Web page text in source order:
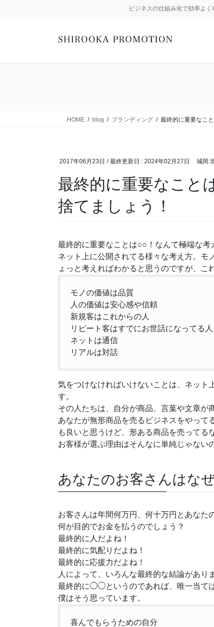
ビジネスの仕組み化で効率よ
HOME blog ブランディング 最終的に重要なこ
2017年06月23日 / 最終更新日 : 2024年02月27日 城岡
最終的に重要なこと
捨てましょう！
最終的に重要なことは○○！なんて極端な考
ネット上に公開されてる様々な考え方。モ
ょっと考えればわかると思うのですが、こ
モノの価値は品質
人の価値は安心感や信頼
新規客はこれからの人
リピート客はすでにお世話になってる人
ネットは通信
リアルは対話
気をつけなければいけないことは、ネット
す。
その人たちは、自分が商品、言葉や文章が
あなたが無形商品を売るビジネスをやって
も良いと思うけど、形ある商品を売ってる
お客様が選ぶ理由はそんなに単純じゃない
あなたのお客さんはな
お客さんは年間何万円、何十万円とあなた
何が目的でお金を払うのでしょう？
最終的に人だよね！
最終的に気配りだよね！
最終的に応援力だよね！
人によって、いろんな最終的な結論があり
最終的に◯◯というのであれば、唯一当て
僕はそう思っています。
喜んでもらうための自分